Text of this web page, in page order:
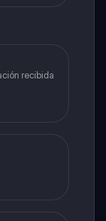
recibida